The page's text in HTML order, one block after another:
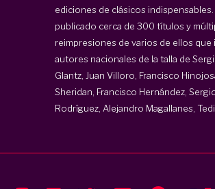
ediciones de clásicos indispensables.
publicado cerca de 300 títulos y
reimpresiones de varios de ellos que
autores nacionales de la talla de
Glantz, Juan Villoro, Francisco
Sheridan, Francisco Hernández,
Rodríguez, Alejandro Magallanes, Tedi